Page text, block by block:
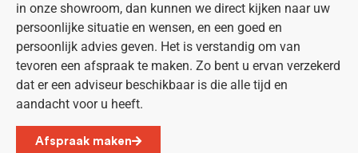
in onze showroom, dan kunnen we direct kijken naar uw
persoonlijke situatie en wensen, en een goed en
persoonlijk advies geven. Het is verstandig om van
tevoren een afspraak te maken. Zo bent u ervan verzekerd
dat er een adviseur beschikbaar is die alle tijd en
aandacht voor u heeft.
Afspraak maken